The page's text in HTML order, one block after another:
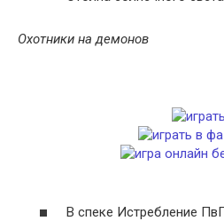
Охотники на демонов
В спеке Истребление